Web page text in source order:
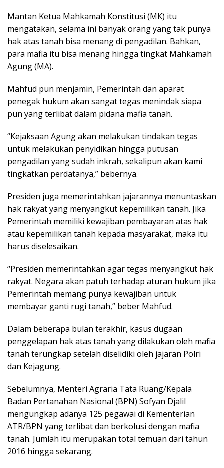
Mantan Ketua Mahkamah Konstitusi (MK) itu
mengatakan, selama ini banyak orang yang tak punya
hak atas tanah bisa menang di pengadilan. Bahkan,
para mafia itu bisa menang hingga tingkat Mahkamah
Agung (MA).
Mahfud pun menjamin, Pemerintah dan aparat
penegak hukum akan sangat tegas menindak siapa
pun yang terlibat dalam pidana mafia tanah.
“Kejaksaan Agung akan melakukan tindakan tegas
untuk melakukan penyidikan hingga putusan
pengadilan yang sudah inkrah, sekalipun akan kami
tingkatkan perdatanya,” bebernya.
Presiden juga memerintahkan jajarannya menuntaskan
hak rakyat yang menyangkut kepemilikan tanah. Jika
Pemerintah memiliki kewajiban pembayaran atas hak
atau kepemilikan tanah kepada masyarakat, maka itu
harus diselesaikan.
“Presiden memerintahkan agar tegas menyangkut hak
rakyat. Negara akan patuh terhadap aturan hukum jika
Pemerintah memang punya kewajiban untuk
membayar ganti rugi tanah,” beber Mahfud.
Dalam beberapa bulan terakhir, kasus dugaan
penggelapan hak atas tanah yang dilakukan oleh mafia
tanah terungkap setelah diselidiki oleh jajaran Polri
dan Kejagung.
Sebelumnya, Menteri Agraria Tata Ruang/Kepala
Badan Pertanahan Nasional (BPN) Sofyan Djalil
mengungkap adanya 125 pegawai di Kementerian
ATR/BPN yang terlibat dan berkolusi dengan mafia
tanah. Jumlah itu merupakan total temuan dari tahun
2016 hingga sekarang.